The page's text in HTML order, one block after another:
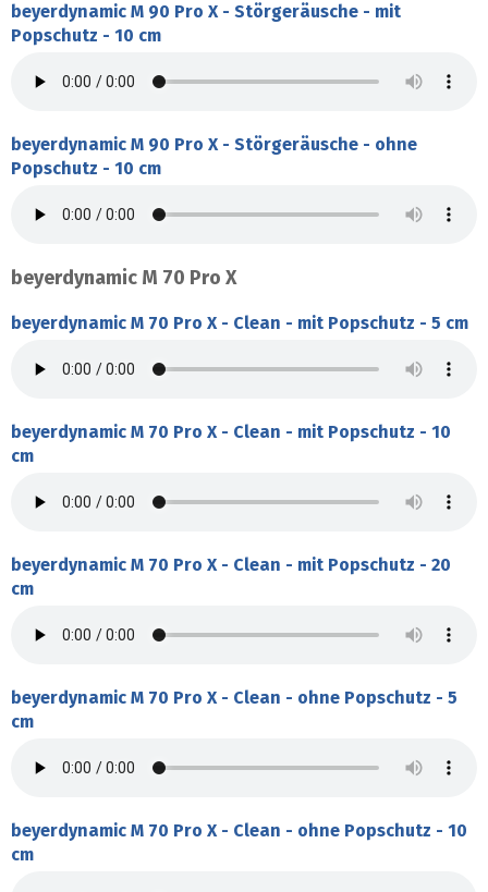
beyerdynamic M 90 Pro X - Störgeräusche - mit
Popschutz - 10 cm
beyerdynamic M 90 Pro X - Störgeräusche - ohne
Popschutz - 10 cm
beyerdynamic M 70 Pro X
beyerdynamic M 70 Pro X - Clean - mit Popschutz - 5 cm
beyerdynamic M 70 Pro X - Clean - mit Popschutz - 10
cm
beyerdynamic M 70 Pro X - Clean - mit Popschutz - 20
cm
beyerdynamic M 70 Pro X - Clean - ohne Popschutz - 5
cm
beyerdynamic M 70 Pro X - Clean - ohne Popschutz - 10
cm